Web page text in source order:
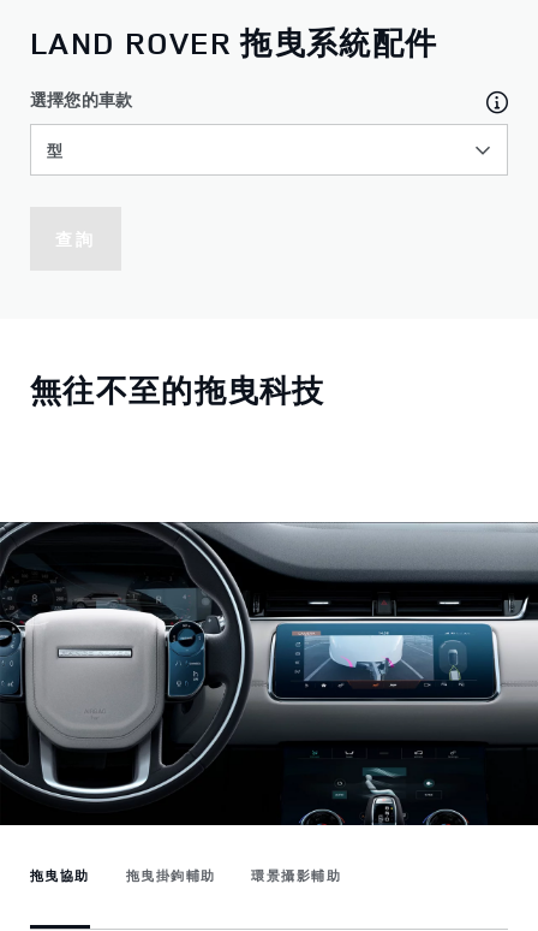
LAND ROVER 拖曳系統配件
選擇您的車款
型
查詢
無往不至的拖曳科技
拖曳協助 拖曳掛鉤輔助 環景攝影輔助